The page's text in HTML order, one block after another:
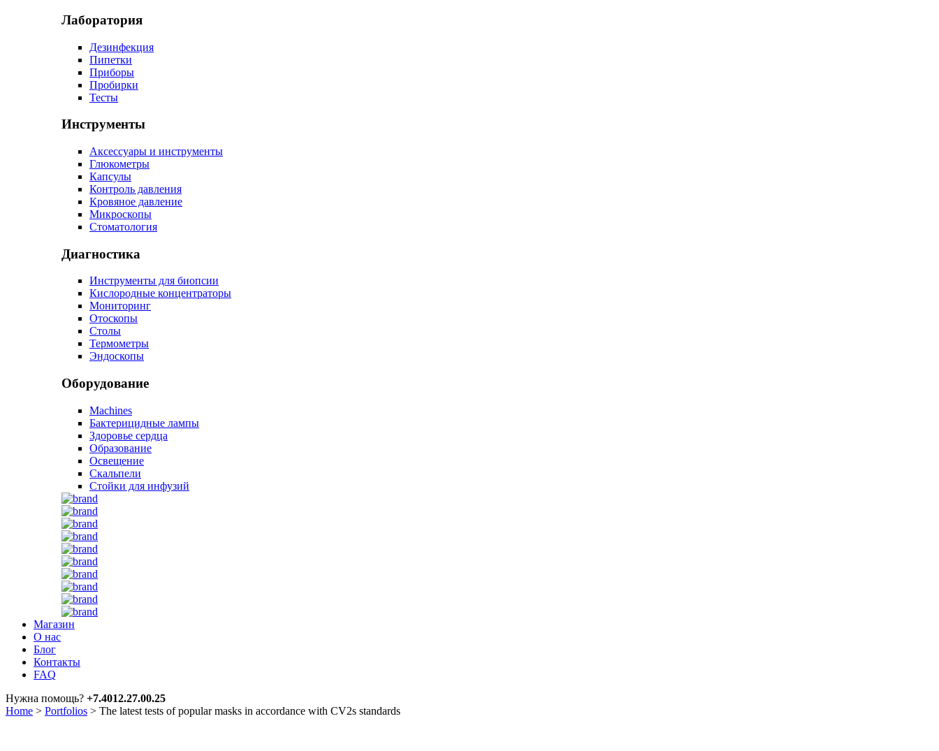
Лаборатория
Дезинфекция
Пипетки
Приборы
Пробирки
Тесты
Инструменты
Аксессуары и инструменты
Глюкометры
Капсулы
Контроль давления
Кровяное давление
Микроскопы
Стоматология
Диагностика
Инструменты для биопсии
Кислородные концентраторы
Мониторинг
Отоскопы
Столы
Термометры
Эндоскопы
Оборудование
Machines
Бактерицидные лампы
Здоровье сердца
Образование
Освещение
Скальпели
Стойки для инфузий
Магазин
О нас
Блог
Контакты
FAQ
Нужна помощь? +7.4012.27.00.25
Home > Portfolios > The latest tests of popular masks in accordance with CV2s standards